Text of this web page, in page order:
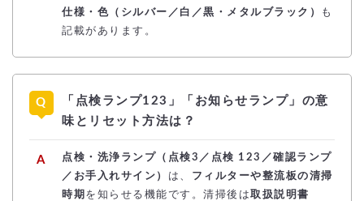
仕様・色（シルバー／白／黒・メタルブラック）
も
記載があります。
「点検ランプ123」「お知らせランプ」の意
味とリセット方法は？
点検・洗浄ランプ（点検3／点検 123／確認ランプ
／お手入れサイン）
は、
フィルターや整流板の清掃
時期 を知らせる機能です。清掃後は取扱説明書